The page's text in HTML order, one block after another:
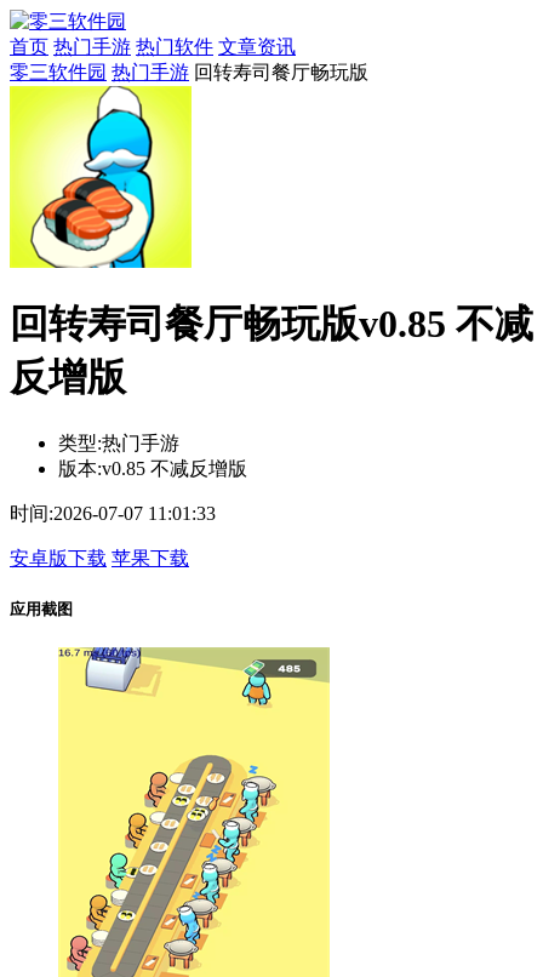
首页 热门手游 热门软件 文章资讯
零三软件园 热门手游 回转寿司餐厅畅玩版
回转寿司餐厅畅玩版v0.85 不减
反增版
类型:热门手游
版本:v0.85 不减反增版
时间:2026-07-07 11:01:33
安卓版下载 苹果下载
应用截图